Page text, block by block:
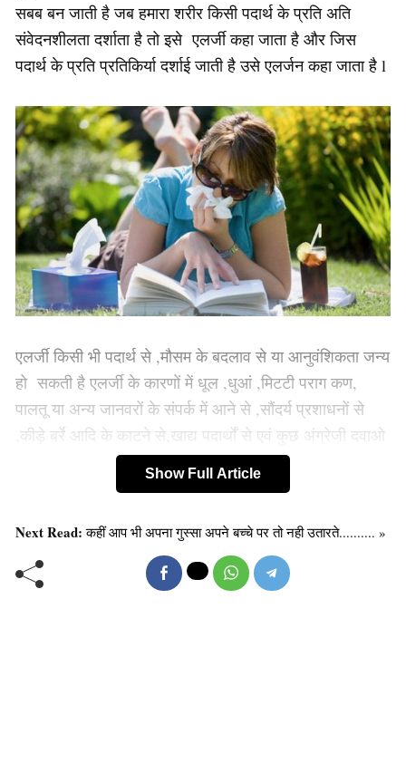
सबब बन जाती है जब हमारा शरीर किसी पदार्थ के प्रति अति
संवेदनशीलता दर्शाता है तो इसे एलर्जी कहा जाता है और जिस
पदार्थ के प्रति प्रतिकिर्या दर्शाई जाती है उसे एलर्जन कहा जाता है l
एलर्जी किसी भी पदार्थ से ,मौसम के बदलाव से या आनुवंशिकता जन्य
हो सकती है एलर्जी के कारणों में धूल ,धुआं ,मिटटी पराग कण,
पालतू या अन्य जानवरों के संपर्क में आने से ,सौंदर्य प्रशाधनों से
,कीड़े बर्रे आदि के काटने से,खाद्य पदार्थों से एवं कुछ अंग्रेजी दवाओ
के उपयोग से एलर्जी हो सकती है सामान्तया एलर्जी नाक ,आँख
,श्वसन प्रणाली ,त्वचा व खान पान से सम्बंधित होती है किन्तु कभी
हैl
यह भी पढ़ें :
आलर्ट हो जाएँ, हार्ट अटैक के लक्षण पहले से ही दिखने
Show Full Article
Next Read:कहीं आप भी अपना गुस्सा अपने बच्चे पर तो नही उतारते.......... »